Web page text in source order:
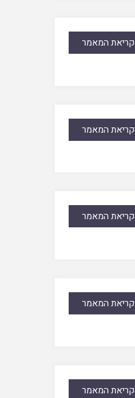
קריאת המאמר
קריאת המאמר
קריאת המאמר
קריאת המאמר
קריאת המאמר